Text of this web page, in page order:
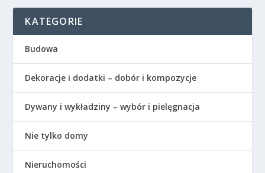
KATEGORIE
Budowa
Dekoracje i dodatki – dobór i kompozycje
Dywany i wykładziny – wybór i pielęgnacja
Nie tylko domy
Nieruchomości